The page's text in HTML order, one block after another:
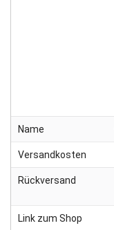
Name
Versandkosten
Rückversand
Link zum Shop